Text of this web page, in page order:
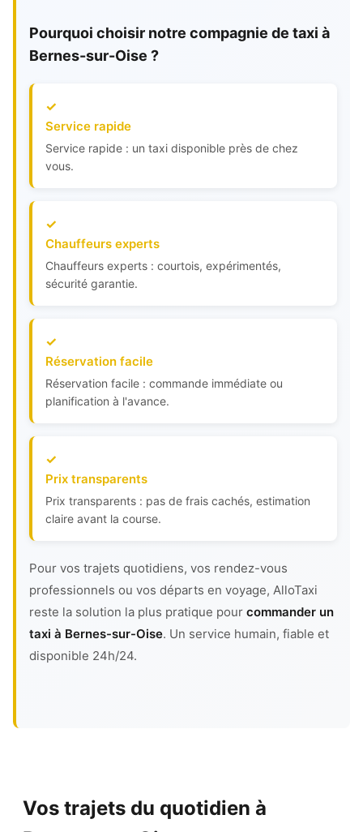
Pourquoi choisir notre compagnie de taxi à
Bernes-sur-Oise ?
Service rapide
Service rapide : un taxi disponible près de chez
vous.
Chauffeurs experts
Chauffeurs experts : courtois, expérimentés,
sécurité garantie.
Réservation facile
Réservation facile : commande immédiate ou
planification à l'avance.
Prix transparents
Prix transparents : pas de frais cachés, estimation
claire avant la course.
Pour vos trajets quotidiens, vos rendez-vous
professionnels ou vos départs en voyage, AlloTaxi
reste la solution la plus pratique pour commander un
taxi à Bernes-sur-Oise. Un service humain, fiable et
disponible 24h/24.
Vos trajets du quotidien à